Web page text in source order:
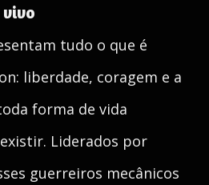
tudo o que é
liberdade, coragem e a
forma de vida
Liderados por
guerreiros mecânicos